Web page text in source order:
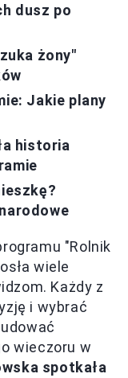
dusz po
żony"
Jakie plany
historia
"Rolnik
wiele
Każdy z
i wybrać
wieczoru w
spotkała